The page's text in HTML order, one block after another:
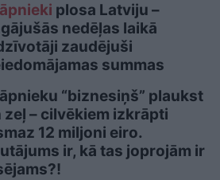
plosa Latviju –
nedēļas laikā
zaudējuši
summas
“biznesiņš” plaukst
zeļ – cilvēkiem izkrāpti
12 miljoni eiro.
ir, kā tas joprojām ir